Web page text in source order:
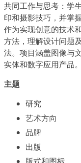
共同工作与思考：学
印和摄影技巧，并掌
作为实现创意的技术
方法，理解设计问题
法。项目涵盖图像与
实体和数字应用产品。
主题
研究
艺术方向
品牌
出版